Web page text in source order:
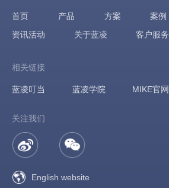
首页 产品 方案 案例
资讯活动
关于蓝凌 客户服务
相关链接
蓝凌叮当 蓝凌学院 MIKE官网
关注我们
English website